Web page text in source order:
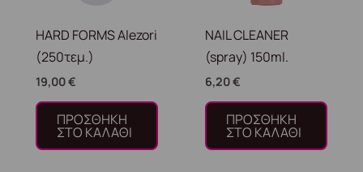
HARD FORMS Alezori
(250τεμ.)
19,00€
ΠΡΟΣΘΉΚΗ
ΣΤΟ ΚΑΛΆΘΙ
NAIL CLEANER
(spray) 150ml.
6,20€
ΠΡΟΣΘΉΚΗ
ΣΤΟ ΚΑΛΆΘΙ